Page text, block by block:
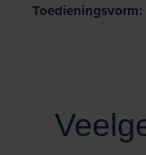
Toedieningsvorm: